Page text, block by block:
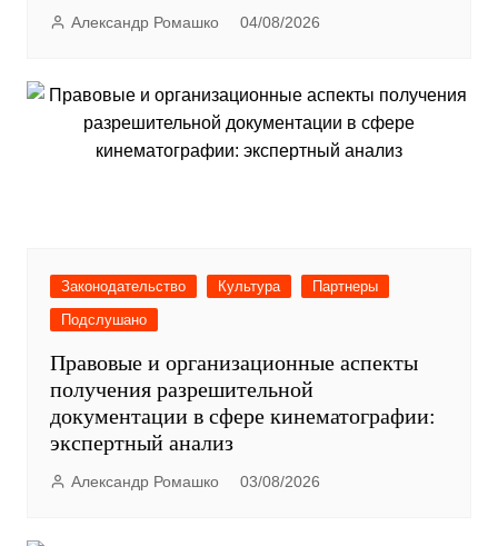
Александр Ромашко 04/08/2026
Законодательство Культура
Партнеры
Подслушано
Правовые и организационные аспекты
получения разрешительной
документации в сфере кинематографии:
экспертный анализ
Александр Ромашко 03/08/2026